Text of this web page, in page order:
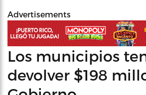
Advertisements
Los municipios
devolver $198